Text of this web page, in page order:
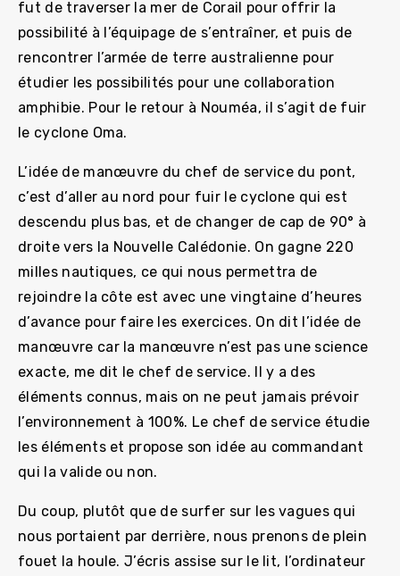
fut de traverser la mer de Corail pour offrir la
possibilité à l’équipage de s’entraîner, et puis de
rencontrer l’armée de terre australienne pour
étudier les possibilités pour une collaboration
amphibie. Pour le retour à Nouméa, il s’agit de fuir
le cyclone Oma.
L’idée de manœuvre du chef de service du pont,
c’est d’aller au nord pour fuir le cyclone qui est
descendu plus bas, et de changer de cap de 90° à
droite vers la Nouvelle Calédonie. On gagne 220
milles nautiques, ce qui nous permettra de
rejoindre la côte est avec une vingtaine d’heures
d’avance pour faire les exercices. On dit l’idée de
manœuvre car la manœuvre n’est pas une science
exacte, me dit le chef de service. Il y a des
éléments connus, mais on ne peut jamais prévoir
l’environnement à 100%. Le chef de service étudie
les éléments et propose son idée au commandant
qui la valide ou non.
Du coup, plutôt que de surfer sur les vagues qui
nous portaient par derrière, nous prenons de plein
fouet la houle. J’écris assise sur le lit, l’ordinateur